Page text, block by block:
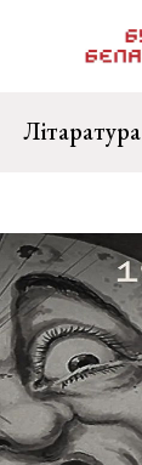
Літаратура